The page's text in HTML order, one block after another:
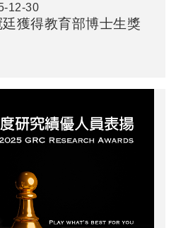
12-30
獲得教育部博士生獎